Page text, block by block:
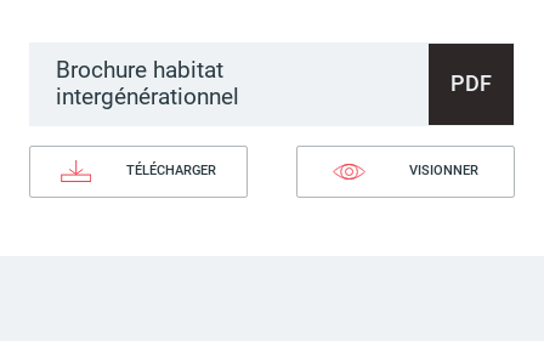
Mariage et PACS
Brochure habitat
intergénérationnel
PDF
TÉLÉCHARGER VISIONNER